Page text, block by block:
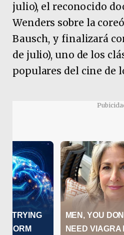
julio), el reconocido
Wenders sobre la
Bausch, y finalizará
de julio), uno de los
populares del cine de